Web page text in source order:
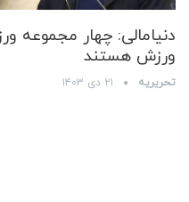
دنیامالی: چهار مجموعه
ورزش هستند
تحریریه ۲۱ دی ۱۴۰۳